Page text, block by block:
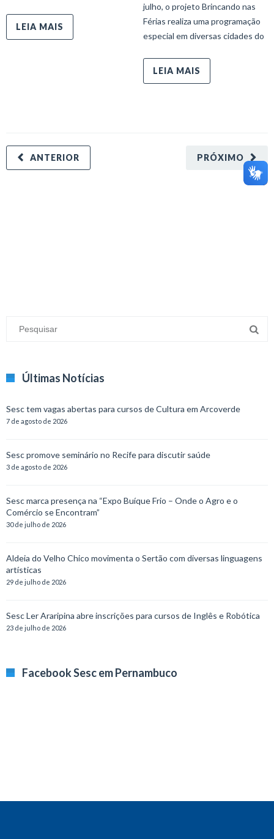
LEIA MAIS
julho, o projeto Brincando nas
Férias realiza uma programação
especial em diversas cidades do
LEIA MAIS
PRÓXIMO
ANTERIOR
Últimas Notícias
Sesc tem vagas abertas para cursos de Cultura em Arcoverde
7 de agosto de 2026
Sesc promove seminário no Recife para discutir saúde
3 de agosto de 2026
Sesc marca presença na “Expo Buíque Frio – Onde o Agro e o
Comércio se Encontram”
30 de julho de 2026
Aldeia do Velho Chico movimenta o Sertão com diversas linguagens
artísticas
29 de julho de 2026
Sesc Ler Araripina abre inscrições para cursos de Inglês e Robótica
23 de julho de 2026
Facebook Sesc em Pernambuco